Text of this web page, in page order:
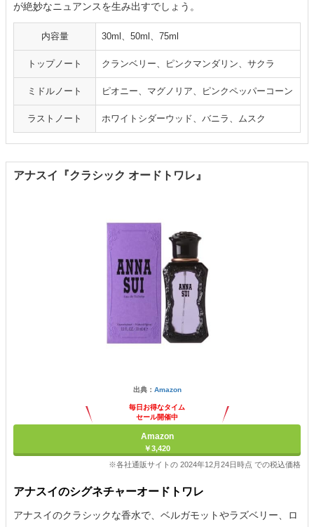
が絶妙なニュアンスを生み出すでしょう。
内容量 30ml、50ml、75ml
トップノート クランベリー、ピンクマンダリン、サクラ
ミドルノート ピオニー、マグノリア、ピンクペッパーコーン
ラストノート ホワイトシダーウッド、バニラ、ムスク
アナスイ『クラシック オードトワレ』
出典： Amazon
毎日お得なタイム
セール開催中
Amazon
￥3,420
※各社通販サイトの 2024年12月24日時点 での税込価格
アナスイのシグネチャーオードトワレ
アナスイのクラシックな香水で、ベルガモットやラズベリー、ロ